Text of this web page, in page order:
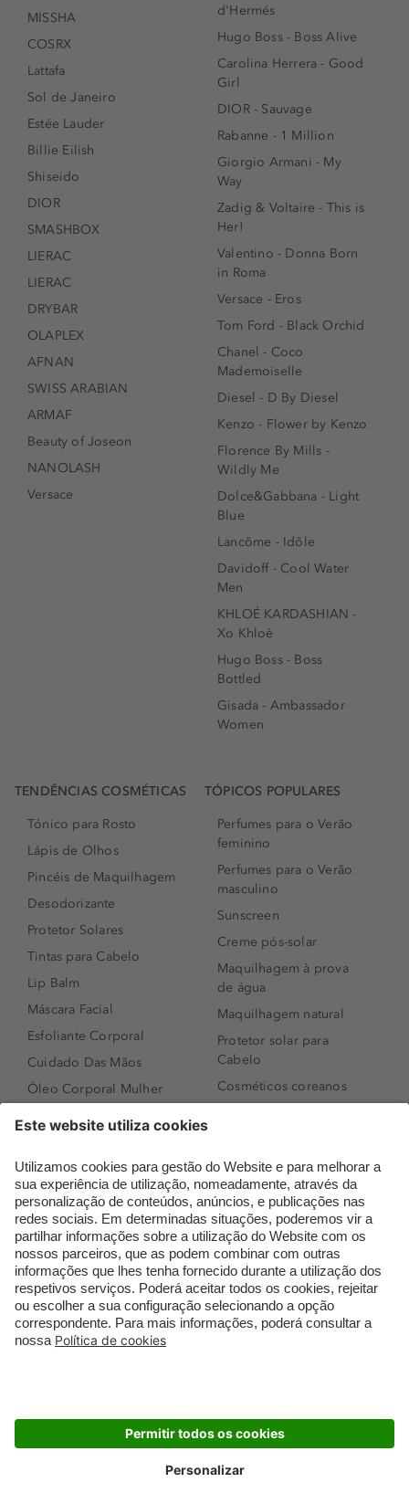
MISSHA
COSRX
Lattafa
Sol de Janeiro
Estée Lauder
Billie Eilish
Shiseido
DIOR
SMASHBOX
LIERAC
LIERAC
DRYBAR
OLAPLEX
AFNAN
SWISS ARABIAN
ARMAF
Beauty of Joseon
NANOLASH
Versace
d'Hermés
Hugo Boss - Boss Alive
Carolina Herrera - Good
Girl
DIOR - Sauvage
Rabanne - 1 Million
Giorgio Armani - My
Way
Zadig & Voltaire - This is
Her!
Valentino - Donna Born
in Roma
Versace - Eros
Tom Ford - Black Orchid
Chanel - Coco
Mademoiselle
Diesel - D By Diesel
Kenzo - Flower by Kenzo
Florence By Mills -
Wildly Me
Dolce&Gabbana - Light
Blue
Lancôme - Idôle
Davidoff - Cool Water
Men
KHLOÉ KARDASHIAN -
Xo Khloè
Hugo Boss - Boss
Bottled
Gisada - Ambassador
Women
TENDÊNCIAS COSMÉTICAS
Tónico para Rosto
Lápis de Olhos
Pincéis de Maquilhagem
Desodorizante
Protetor Solares
Tintas para Cabelo
Lip Balm
Máscara Facial
Esfoliante Corporal
Cuidado Das Mãos
Óleo Corporal Mulher
Sérum de Rosto
Body mist & Spray
corporal
Produtos para Cabelo
Homem
Espuma de Limpeza
Facial
Dermocosmética
TÓPICOS POPULARES
Perfumes para o Verão
feminino
Perfumes para o Verão
masculino
Sunscreen
Creme pós-solar
Maquilhagem à prova
de água
Maquilhagem natural
Protetor solar para
Cabelo
Cosméticos coreanos
Perfumes árabes
Novidades
Melhores Perfumes
Femininos
TOP 10: Perfumes
Masculinos
Pestanas Postiças
Creme Rosto Homem
Embalagens Sustentáveis